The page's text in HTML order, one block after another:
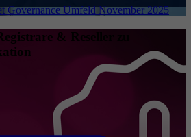
Governance Umfeld November 2025
& Reseller zu